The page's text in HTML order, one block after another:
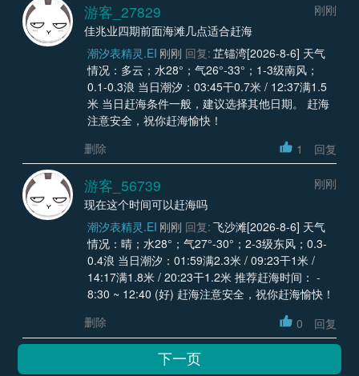
游客_27829
刚刚
佳兆业四期前面海滩几点适合赶海
潮汐表精灵.EI 刚刚 回复: 芷锚湾[2026-8-6] 天气
情况：多云；水28°；气26°-33°；1-3级南风；
0.1-0.3浪 当日潮汐：03:45干0.7米 / 12:37满1.5
米 当日赶海条件一般，建议选择其他日期。 赶海
注意安全，祝你赶海愉快！
删除
1 回复
游客_56739
刚刚
现在这个时间可以赶海吗
潮汐表精灵.EI 刚刚 回复: 飞沙滩[2026-8-6] 天气
情况：晴；水28°；气27°-30°；2-3级东风；0.3-
0.4浪 当日潮汐：01:59满2.3米 / 09:23干1米 /
14:17满1.8米 / 20:23干1.2米 推荐赶海时间： -
8:30 ~ 12:40 (好) 赶海注意安全，祝你赶海愉快！
删除
0 回复